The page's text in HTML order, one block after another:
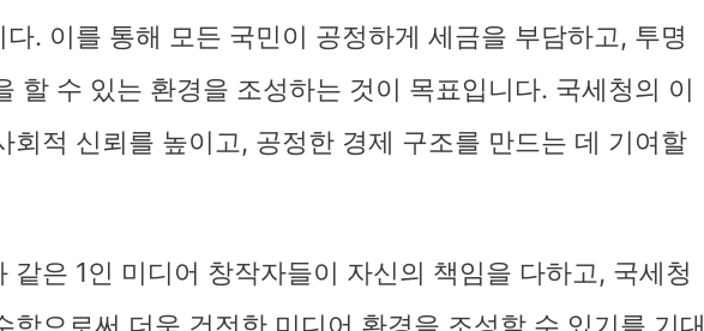
다. 이를 통해 모든 국민이 공정하게 세금을 부담하고, 투명
할 수 있는 환경을 조성하는 것이 목표입니다. 국세청의 이
회적 신뢰를 높이고, 공정한 경제 구조를 만드는 데 기여할
같은 1인 미디어 창작자들이 자신의 책임을 다하고, 국세청